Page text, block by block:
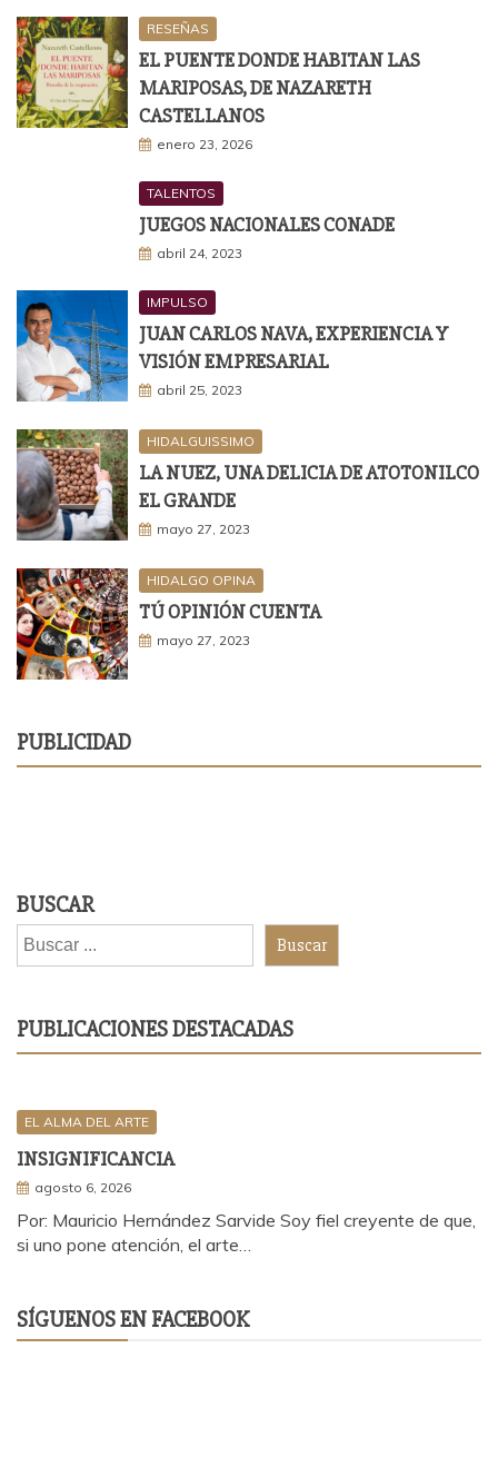
RESEÑAS
EL PUENTE DONDE HABITAN LAS
MARIPOSAS, DE NAZARETH
CASTELLANOS
enero 23, 2026
TALENTOS
JUEGOS NACIONALES CONADE
abril 24, 2023
IMPULSO
JUAN CARLOS NAVA, EXPERIENCIA Y
VISIÓN EMPRESARIAL
abril 25, 2023
HIDALGUISSIMO
LA NUEZ, UNA DELICIA DE ATOTONILCO
EL GRANDE
mayo 27, 2023
HIDALGO OPINA
TÚ OPINIÓN CUENTA
mayo 27, 2023
PUBLICIDAD
BUSCAR
Buscar
PUBLICACIONES DESTACADAS
EL ALMA DEL ARTE
INSIGNIFICANCIA
agosto 6, 2026
Por: Mauricio Hernández Sarvide Soy fiel creyente de que,
si uno pone atención, el arte…
SÍGUENOS EN FACEBOOK